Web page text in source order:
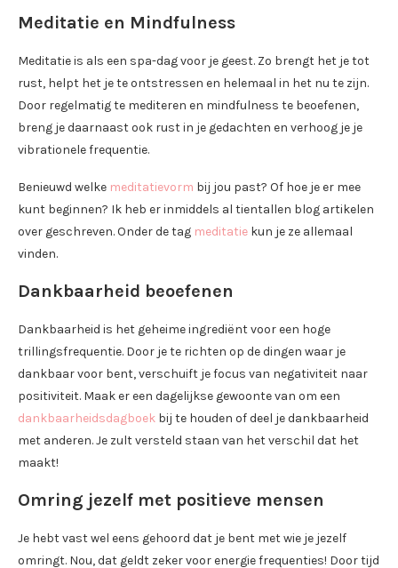
Meditatie en Mindfulness
Meditatie is als een spa-dag voor je geest. Zo brengt het je tot
rust, helpt het je te ontstressen en helemaal in het nu te zijn.
Door regelmatig te mediteren en mindfulness te beoefenen,
breng je daarnaast ook rust in je gedachten en verhoog je je
vibrationele frequentie.
Benieuwd welke meditatievorm bij jou past? Of hoe je er mee
kunt beginnen? Ik heb er inmiddels al tientallen blog artikelen
over geschreven. Onder de tag meditatie kun je ze allemaal
vinden.
Dankbaarheid beoefenen
Dankbaarheid is het geheime ingrediënt voor een hoge
trillingsfrequentie. Door je te richten op de dingen waar je
dankbaar voor bent, verschuift je focus van negativiteit naar
positiviteit. Maak er een dagelijkse gewoonte van om een
dankbaarheidsdagboek bij te houden of deel je dankbaarheid
met anderen. Je zult versteld staan van het verschil dat het
maakt!
Omring jezelf met positieve mensen
Je hebt vast wel eens gehoord dat je bent met wie je jezelf
omringt. Nou, dat geldt zeker voor energie frequenties! Door tijd